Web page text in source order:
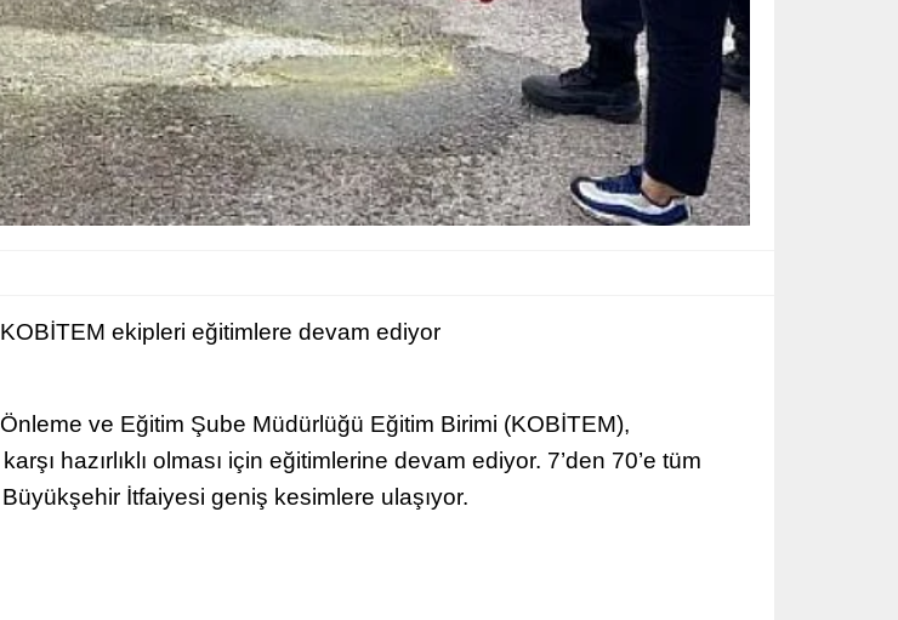
ekipleri eğitimlere devam ediyor
ve Eğitim Şube Müdürlüğü Eğitim Birimi (KOBİTEM),
hazırlıklı olması için eğitimlerine devam ediyor. 7’den 70’e tüm
İtfaiyesi geniş kesimlere ulaşıyor.